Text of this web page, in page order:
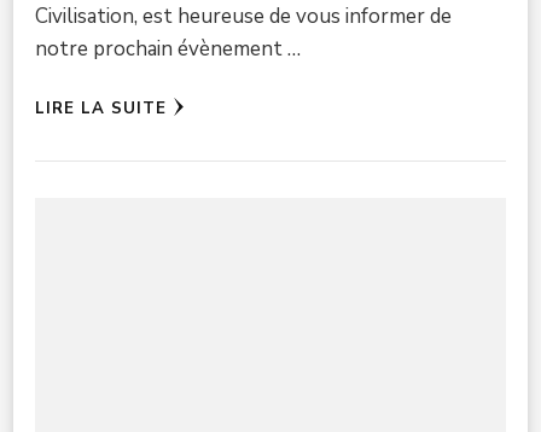
Civilisation, est heureuse de vous informer de
notre prochain évènement …
LIRE LA SUITE